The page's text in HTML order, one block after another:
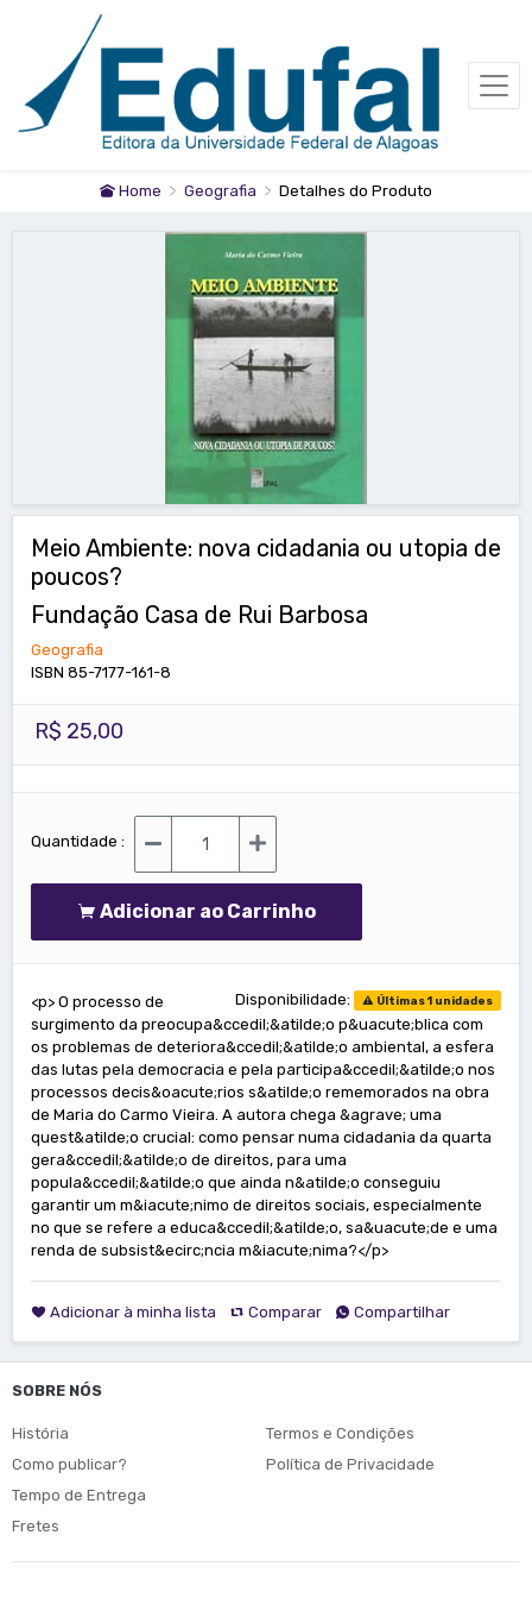
Home Geografia Detalhes do Produto
Meio Ambiente: nova cidadania ou utopia de
poucos?
Fundação Casa de Rui Barbosa
Geografia
ISBN 85-7177-161-8
R$ 25,00
Quantidade :
Adicionar ao Carrinho
Disponibilidade: Últimas 1 unidades
<p> O processo de
surgimento da preocupa&ccedil;&atilde;o p&uacute;blica com
os problemas de deteriora&ccedil;&atilde;o ambiental, a esfera
das lutas pela democracia e pela participa&ccedil;&atilde;o nos
processos decis&oacute;rios s&atilde;o rememorados na obra
de Maria do Carmo Vieira. A autora chega &agrave; uma
quest&atilde;o crucial: como pensar numa cidadania da quarta
gera&ccedil;&atilde;o de direitos, para uma
popula&ccedil;&atilde;o que ainda n&atilde;o conseguiu
garantir um m&iacute;nimo de direitos sociais, especialmente
no que se refere a educa&ccedil;&atilde;o, sa&uacute;de e uma
renda de subsist&ecirc;ncia m&iacute;nima?</p>
Adicionar à minha lista Comparar Compartilhar
SOBRE NÓS
História
Como publicar?
Tempo de Entrega
Fretes
Termos e Condições
Política de Privacidade